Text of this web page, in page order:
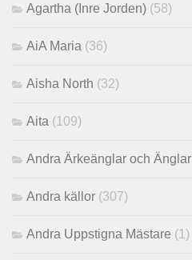
Agartha (Inre Jorden) (58)
AiA Maria (36)
Aisha North (32)
Aita (109)
Andra Ärkeänglar och Änglar
Andra källor (307)
Andra Uppstigna Mästare (1)